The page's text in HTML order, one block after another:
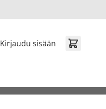
Kirjaudu sisään